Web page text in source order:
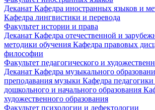
Деканат Кафедра иностранных языков и
Кафедра лингвистики и перевода
Факультет истории и права
Деканат Кафедра отечественной и
методики обучения Кафедра правовых
философии
Факультет педагогического и
Деканат Кафедра музыкального
преподавания музыки Кафедра педагогики
дошкольного и начального образования
художественного образования
Факультет психологии и дефектологии